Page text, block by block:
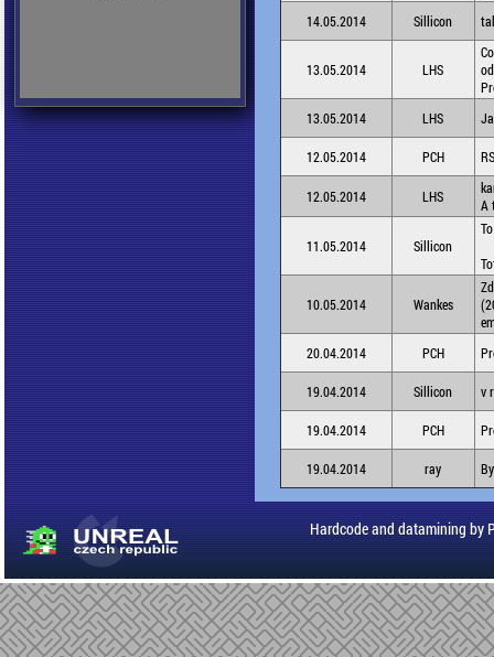
14.05.2014
Sillicon
13.05.2014 LHS
13.05.2014
LHS
12.05.2014 PCH
12.05.2014 LHS
A
11.05.2014 Sillicon
10.05.2014 Wankes
20.04.2014
PCH
19.04.2014 Sillicon v
19.04.2014 PCH
19.04.2014 ray
Hardcode and datamining by